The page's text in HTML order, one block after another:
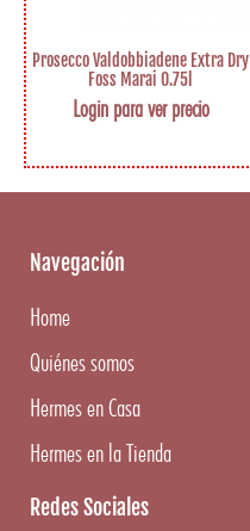
Prosecco Valdobbiadene Extra Dry
Foss Marai 0.75l
Login para ver precio
Navegación
Home
Quiénes somos
Hermes en Casa
Hermes en la Tienda
Redes Sociales